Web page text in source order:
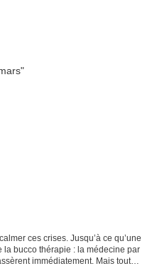
ces crises. Jusqu’à ce qu’une
bucco thérapie : la médecine par
immédiatement. Mais tout